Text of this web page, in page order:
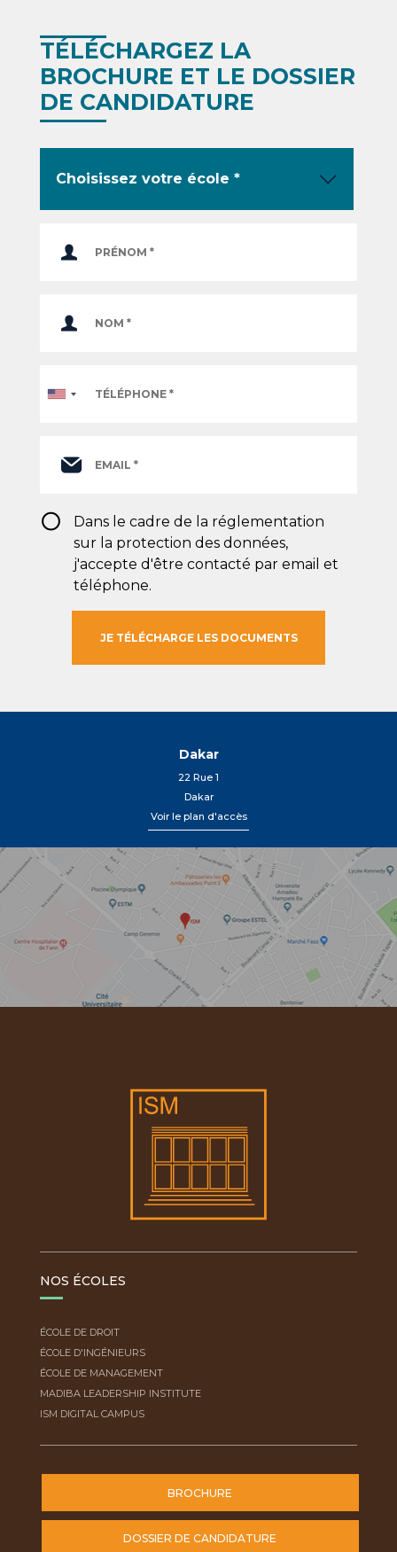
TÉLÉCHARGEZ LA
BROCHURE ET LE DOSSIER
DE CANDIDATURE
RGPD*
Dans le cadre de la réglementation
sur la protection des données,
j'accepte d'être contacté par email et
téléphone.
Dakar
22 Rue 1
Dakar
Voir le plan d'accès
NOS ÉCOLES
ÉCOLE DE DROIT
ÉCOLE D'INGÉNIEURS
ÉCOLE DE MANAGEMENT
MADIBA LEADERSHIP INSTITUTE
ISM DIGITAL CAMPUS
BROCHURE
DOSSIER DE CANDIDATURE